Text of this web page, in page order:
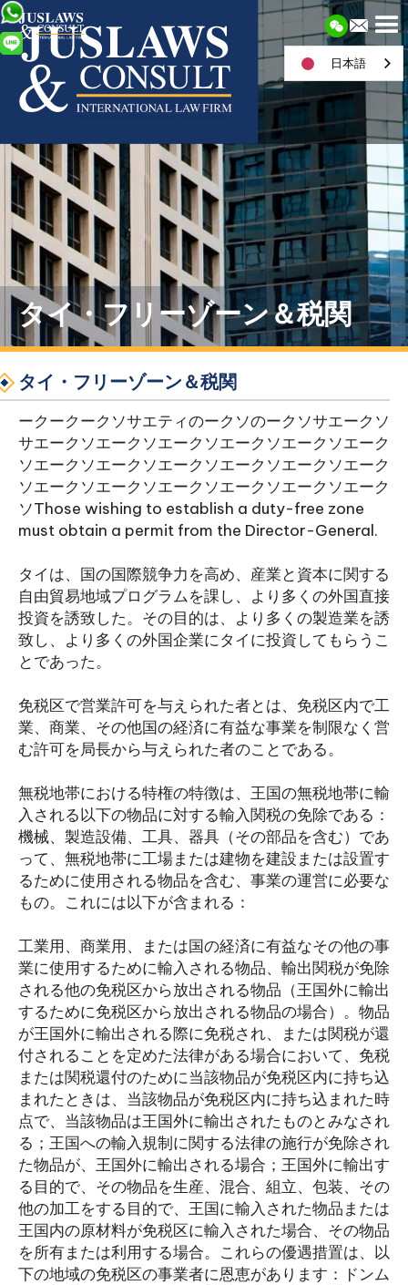
タイ・フリーゾーン＆税関
タイ・フリーゾーン＆税関
ークークークソサエティのークソのークソサエークソ
サエークソエークソエークソエークソエークソエーク
ソエークソエークソエークソエークソエークソエーク
ソエークソエークソエークソエークソエークソエーク
ソThose wishing to establish a duty-free zone
must obtain a permit from the Director-General.
タイは、国の国際競争力を高め、産業と資本に関する
自由貿易地域プログラムを課し、より多くの外国直接
投資を誘致した。その目的は、より多くの製造業を誘
致し、より多くの外国企業にタイに投資してもらうこ
とであった。
免税区で営業許可を与えられた者とは、免税区内で工
業、商業、その他国の経済に有益な事業を制限なく営
む許可を局長から与えられた者のことである。
無税地帯における特権の特徴は、王国の無税地帯に輸
入される以下の物品に対する輸入関税の免除である：
機械、製造設備、工具、器具（その部品を含む）であ
って、無税地帯に工場または建物を建設または設置す
るために使用される物品を含む、事業の運営に必要な
もの。これには以下が含まれる：
工業用、商業用、または国の経済に有益なその他の事
業に使用するために輸入される物品、輸出関税が免除
される他の免税区から放出される物品（王国外に輸出
するために免税区から放出される物品の場合）。物品
が王国外に輸出される際に免税され、または関税が還
付されることを定めた法律がある場合において、免税
または関税還付のために当該物品が免税区内に持ち込
まれたときは、当該物品が免税区内に持ち込まれた時
点で、当該物品は王国外に輸出されたものとみなされ
る；王国への輸入規制に関する法律の施行が免除され
た物品が、王国外に輸出される場合；王国外に輸出す
る目的で、その物品を生産、混合、組立、包装、その
他の加工をする目的で、王国に輸入された物品または
王国内の原材料が免税区に輸入された場合、その物品
を所有または利用する場合。これらの優遇措置は、以
下の地域の免税区の事業者に恩恵があります：ドンム
日本語